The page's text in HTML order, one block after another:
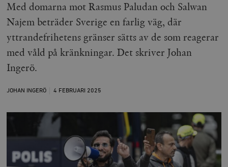
Med domarna mot Rasmus Paludan och Salwan
Najem beträder Sverige en farlig väg, där
yttrandefrihetens gränser sätts av de som reagerar
med våld på kränkningar. Det skriver Johan
Ingerö.
JOHAN INGERÖ 4 FEBRUARI 2025